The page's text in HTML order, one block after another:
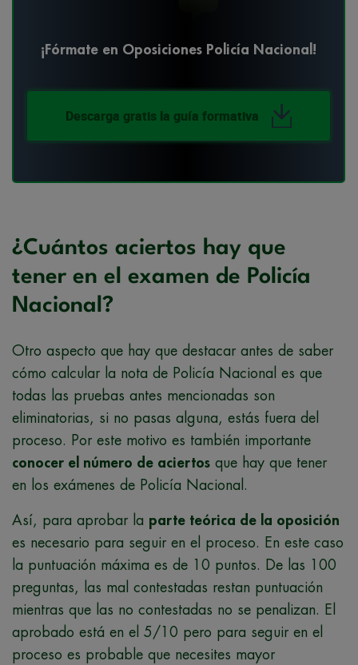
¡Fórmate en Oposiciones Policía Nacional!
Descarga gratis la guía formativa
¿Cuántos aciertos hay que
tener en el examen de Policía
Nacional?
Otro aspecto que hay que destacar antes de saber
cómo calcular la nota de Policía Nacional es que
todas las pruebas antes mencionadas son
eliminatorias, si no pasas alguna, estás fuera del
proceso. Por este motivo es también importante
conocer el número de aciertos que hay que tener
en los exámenes de Policía Nacional.
Así, para aprobar la parte teórica de la oposición
es necesario para seguir en el proceso. En este caso
la puntuación máxima es de 10 puntos. De las 100
preguntas, las mal contestadas restan puntuación
mientras que las no contestadas no se penalizan. El
aprobado está en el 5/10 pero para seguir en el
proceso es probable que necesites mayor